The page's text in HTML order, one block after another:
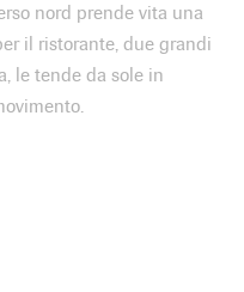
nord prende vita una
il ristorante, due grandi
le tende da sole in